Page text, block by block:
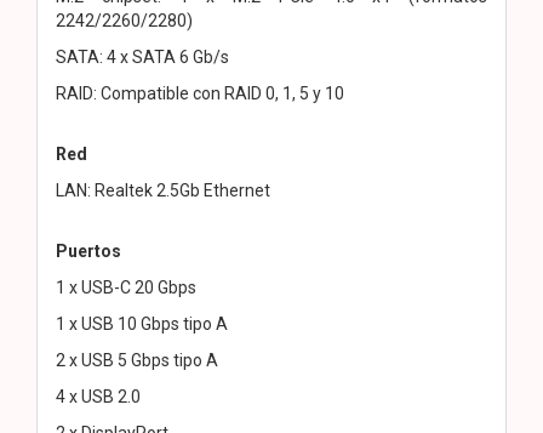
2242/2260/2280)
SATA: 4 x SATA 6 Gb/s
RAID: Compatible con RAID 0, 1, 5 y 10
Red
LAN: Realtek 2.5Gb Ethernet
Puertos
1 x USB-C 20 Gbps
1 x USB 10 Gbps tipo A
2 x USB 5 Gbps tipo A
4 x USB 2.0